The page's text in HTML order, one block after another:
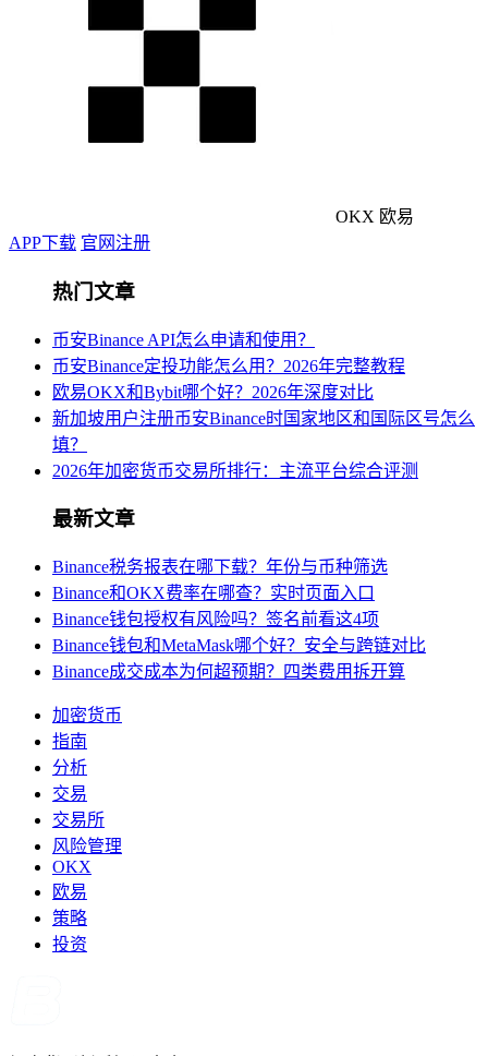
OKX 欧易
APP下载 官网注册
热门文章
币安Binance API怎么申请和使用？
币安Binance定投功能怎么用？2026年完整教程
欧易OKX和Bybit哪个好？2026年深度对比
新加坡用户注册币安Binance时国家地区和国际区号怎么
填？
2026年加密货币交易所排行：主流平台综合评测
最新文章
Binance税务报表在哪下载？年份与币种筛选
Binance和OKX费率在哪查？实时页面入口
Binance钱包授权有风险吗？签名前看这4项
Binance钱包和MetaMask哪个好？安全与跨链对比
Binance成交成本为何超预期？四类费用拆开算
加密货币
指南
分析
交易
交易所
风险管理
OKX
欧易
策略
投资